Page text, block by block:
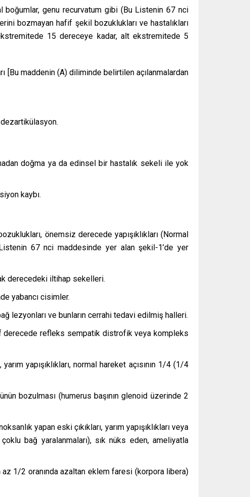
boğumlar, genu recurvatum gibi (Bu Listenin 67 nci
bozmayan hafif şekil bozuklukları ve hastalıkları
15 dereceye kadar, alt ekstremitede 5
maddenin (A) diliminde belirtilen açılanmalardan
doğma ya da edinsel bir hastalık sekeli ile yok
kaybı.
önemsiz derecede yapışıklıkları (Normal
Listenin 67 nci maddesinde yer alan şekil-1’de yer
derecedeki iltihap sekelleri.
yabancı cisimler.
lezyonları ve bunların cerrahi tedavi edilmiş halleri.
derecede refleks sempatik distrofik veya kompleks
yapışıklıkları, normal hareket açısının 1/4 (1/4
bozulması (humerus başının glenoid üzerinde 2
yapan eski çıkıkları, yarım yapışıklıkları veya
bağ yaralanmaları), sık nüks eden, ameliyatla
1/2 oranında azaltan eklem faresi (korpora libera)